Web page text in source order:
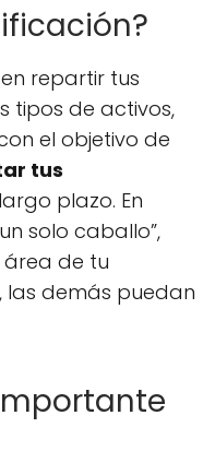
repartir tus
tipos de activos,
el objetivo de
tus
plazo. En
solo caballo”,
área de tu
demás puedan